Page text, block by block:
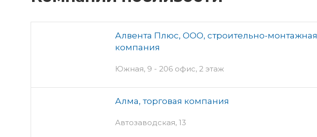
Алвента Плюс, ООО, строительно-монтажная
компания
Южная, 9 - 206 офис, 2 этаж
Алма, торговая компания
Автозаводская, 13